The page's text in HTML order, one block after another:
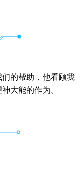
的帮助，他看顾我
大能的作为。